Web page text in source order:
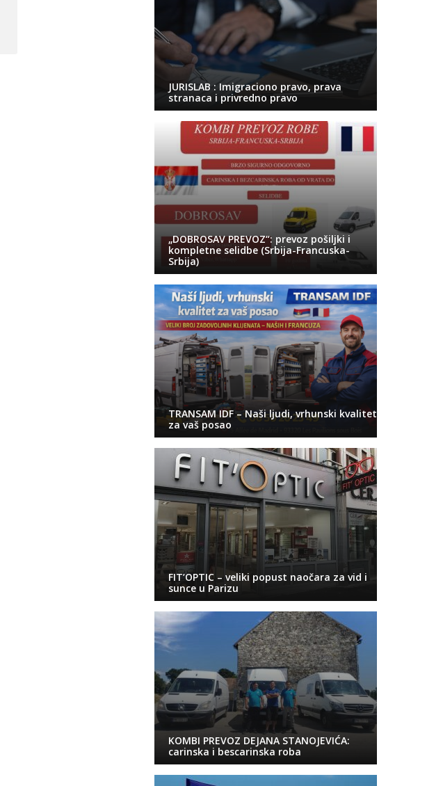
JURISLAB : Imigraciono pravo, prava
stranaca i privredno pravo
„DOBROSAV PREVOZ“: prevoz pošiljki i
kompletne selidbe (Srbija-Francuska-
Srbija)
TRANSAM IDF – Naši ljudi, vrhunski kvalitet
za vaš posao
FIT’OPTIC – veliki popust naočara za vid i
sunce u Parizu
KOMBI PREVOZ DEJANA STANOJEVIĆA:
carinska i bescarinska roba